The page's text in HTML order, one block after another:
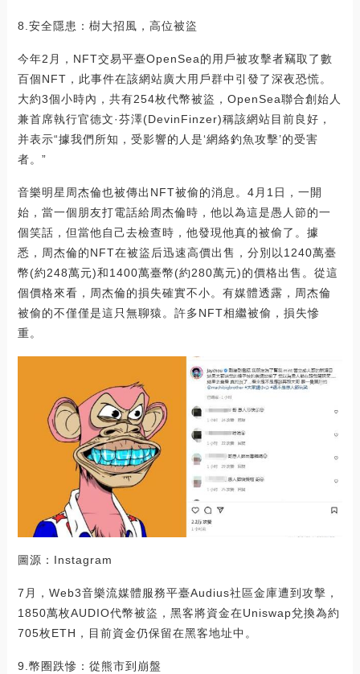
8.安全隱患：樹大招風，高位被盜
今年2月，NFT交易平臺OpenSea的用戶被攻擊者竊取了數
百個NFT，此事件在該網站廣大用戶群中引發了深夜恐慌。
大約3個小時內，共有254枚代幣被盜，OpenSea聯合創始人
兼首席執行官德文·芬澤(DevinFinzer)稱該網站目前良好，
并表示“據我們所知，受影響的人是‘網絡釣魚攻擊’的受害
者。”
音樂明星周杰倫也被傳出NFT被偷的消息。4月1日，一開
始，當一個朋友打電話給周杰倫時，他以為這是愚人節的一
個笑話，但當他自己去檢查時，他發現他真的被偷了。據
悉，周杰倫的NFT在被盜后迅速高價出售，分別以1240萬臺
幣(約248萬元)和1400萬臺幣(約280萬元)的價格出售。從這
個價格來看，周杰倫的損失確實不小。有媒體透露，周杰倫
被偷的不僅僅是這只無聊猿。許多NFT相繼被偷，損失慘
重。
圖源：Instagram
7月，Web3音樂流媒體服務平臺Audius社區金庫遭到攻擊，
1850萬枚AUDIO代幣被盜，黑客將資金在Uniswap兌換為約
705枚ETH，目前資金仍保留在黑客地址中。
9.幣圈跌慘：從熊市到崩盤